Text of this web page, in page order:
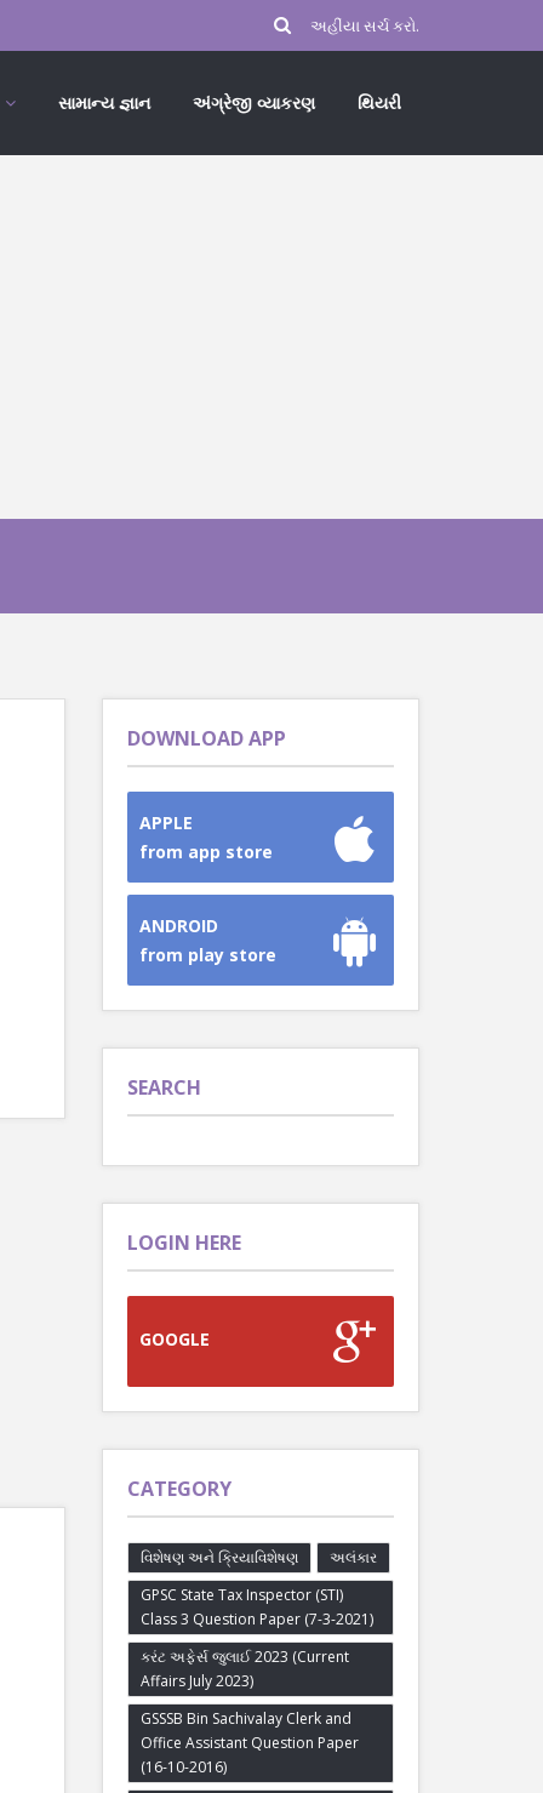
સામાન્ય જ્ઞાન અંગ્રેજી વ્યાકરણ થિયરી
DOWNLOAD APP
APPLE
from app store
ANDROID
from play store
SEARCH
LOGIN HERE
GOOGLE
CATEGORY
વિશેષણ અને ક્રિયાવિશેષણ
અલંકાર
GPSC State Tax Inspector (STI)
Class 3 Question Paper (7-3-2021)
કરંટ અફેર્સ જુલાઈ 2023 (Current
Affairs July 2023)
GSSSB Bin Sachivalay Clerk and
Office Assistant Question Paper
(16-10-2016)